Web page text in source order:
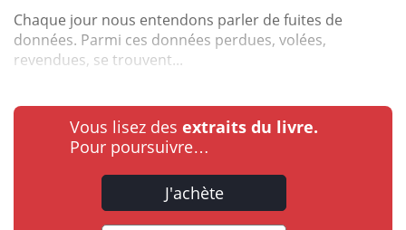
Chaque jour nous entendons parler de fuites de
données. Parmi ces données perdues, volées,
revendues, se trouvent...
Vous lisez des extraits du livre.
Pour poursuivre…
J'achète